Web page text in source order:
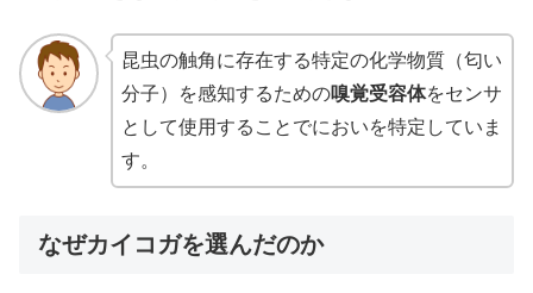
昆虫の触角に存在する特定の化学物質（匂い
分子）を感知するための嗅覚受容体をセンサ
として使用することでにおいを特定していま
す。
なぜカイコガを選んだのか